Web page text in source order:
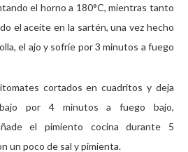
el horno a 180°C, mientras tanto
el aceite en la sartén, una vez hecho
el ajo y sofríe por 3 minutos a fuego
cortados en cuadritos y deja
por 4 minutos a fuego bajo,
el pimiento cocina durante 5
un poco de sal y pimienta.